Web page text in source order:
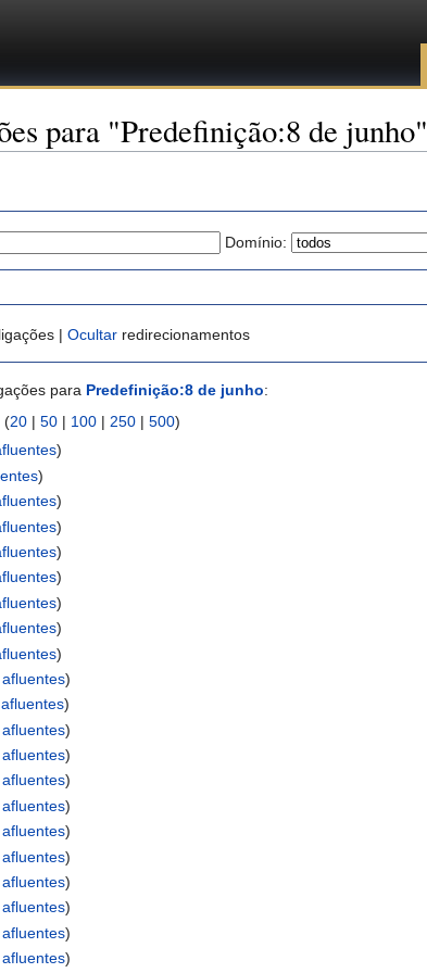
para "Predefinição:8 de junho"
Domínio:
ligações | Ocultar redirecionamentos
para Predefinição:8 de junho:
(20 | 50 | 100 | 250 | 500)
)
)
)
)
)
)
)
)
)
)
)
)
)
)
)
)
)
)
)
)
)